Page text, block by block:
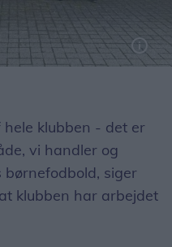
klubben - det er
vi handler og
siger
klubben har arbejdet